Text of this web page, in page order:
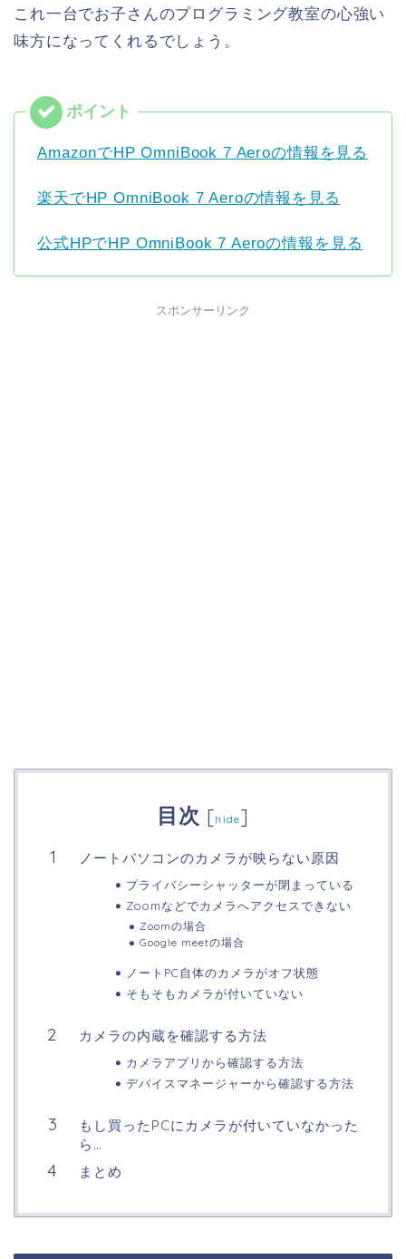
これ一台でお子さんのプログラミング教室の心強い
味方になってくれるでしょう。
AmazonでHP OmniBook 7 Aeroの情報を見る
楽天でHP OmniBook 7 Aeroの情報を見る
公式HPでHP OmniBook 7 Aeroの情報を見る
スポンサーリンク
目次 [hide]
ノートパソコンのカメラが映らない原因
プライバシーシャッターが閉まっている
Zoomなどでカメラへアクセスできない
Zoomの場合
Google meetの場合
ノートPC自体のカメラがオフ状態
そもそもカメラが付いていない
カメラの内蔵を確認する方法
カメラアプリから確認する方法
デバイスマネージャーから確認する方法
もし買ったPCにカメラが付いていなかった
ら…
まとめ